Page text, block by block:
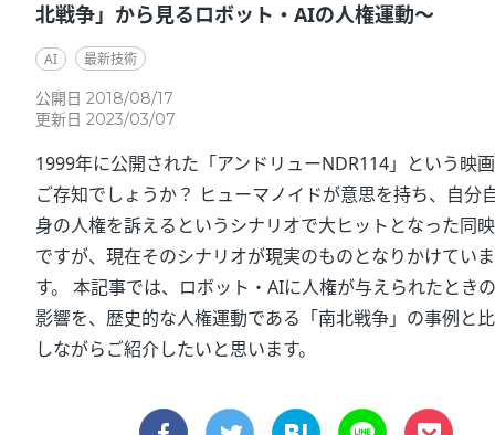
北戦争」から見るロボット・AIの人権運動～
AI 最新技術
公開日 2018/08/17
更新日 2023/03/07
1999年に公開された「アンドリューNDR114」という映
ご存知でしょうか？ ヒューマノイドが意思を持ち、自分
身の人権を訴えるというシナリオで大ヒットとなった同
ですが、現在そのシナリオが現実のものとなりかけていま
す。 本記事では、ロボット・AIに人権が与えられたときの
影響を、歴史的な人権運動である「南北戦争」の事例と
しながらご紹介したいと思います。